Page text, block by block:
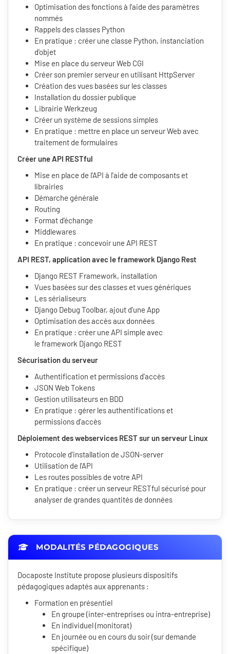
Optimisation des fonctions à l'aide des paramètres
nommés
Rappels des classes Python
En pratique : créer une classe Python, instanciation
d'objet
Mise en place du serveur Web CGI
Créer son premier serveur en utilisant HttpServer
Création des vues basées sur les classes
Installation du dossier publique
Librairie Werkzeug
Créer un système de sessions simples
En pratique : mettre en place un serveur Web avec
traitement de formulaires
Créer une API RESTful
Mise en place de l'API à l'aide de composants et
librairies
Démarche générale
Routing
Format d'échange
Middlewares
En pratique : concevoir une API REST
API REST, application avec le framework Django Rest
Django REST Framework, installation
Vues basées sur des classes et vues génériques
Les sérialiseurs
Django Debug Toolbar, ajout d'une App
Optimisation des accès aux données
En pratique : créer une API simple avec
le framework Django REST
Sécurisation du serveur
Authentification et permissions d'accès
JSON Web Tokens
Gestion utilisateurs en BDD
En pratique : gérer les authentifications et
permissions d'accès
Déploiement des webservices REST sur un serveur Linux
Protocole d'installation de JSON-server
Utilisation de l'API
Les routes possibles de votre API
En pratique : créer un serveur RESTful sécurisé pour
analyser de grandes quantités de données
MODALITÉS PÉDAGOGIQUES
Docaposte Institute propose plusieurs dispositifs
pédagogiques adaptés aux apprenants :
Formation en présentiel
En groupe (inter-entreprises ou intra-entreprise)
En individuel (monitorat)
En journée ou en cours du soir (sur demande
spécifique)